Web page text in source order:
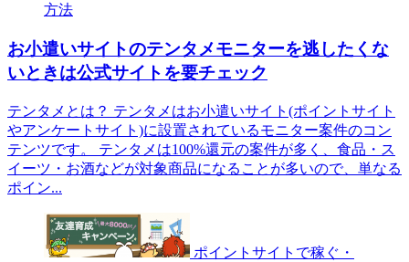
方法
お小遣いサイトのテンタメモニターを逃したくな
いときは公式サイトを要チェック
テンタメとは？ テンタメはお小遣いサイト(ポイントサイト
やアンケートサイト)に設置されているモニター案件のコン
テンツです。 テンタメは100%還元の案件が多く、食品・ス
イーツ・お酒などが対象商品になることが多いので、単なる
ポイン...
ポイントサイトで稼ぐ・